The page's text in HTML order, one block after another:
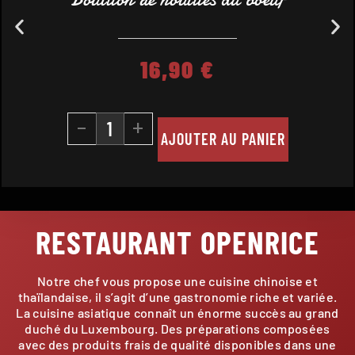
16,90 €
- + AJOUTER AU PANIER
RESTAURANT OPENRICE
Notre chef vous propose une cuisine chinoise et
thaïlandaise, il s’agit d’une gastronomie riche et variée.
La cuisine asiatique connaît un énorme succès au grand
duché du Luxembourg. Des préparations composées
avec des produits frais de qualité disponibles dans une